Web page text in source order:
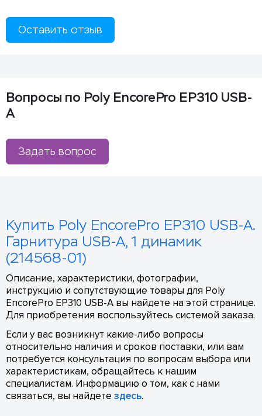
Оставить отзыв
Вопросы по Poly EncorePro EP310 USB-
A
Задать вопрос
Купить Poly EncorePro EP310 USB-A.
Гарнитура USB-A, 1 динамик
(214568-01)
Описание, характеристики, фотографии,
инструкцию и сопутствующие товары для Poly
EncorePro EP310 USB-A вы найдете на этой странице.
Для приобретения воспользуйтесь системой заказа.
Если у вас возникнут какие-либо вопросы
относительно наличия и сроков поставки, или вам
потребуется консультация по вопросам выбора или
характеристикам, обращайтесь к нашим
специалистам. Информацию о том, как с нами
связаться, вы найдете здесь.